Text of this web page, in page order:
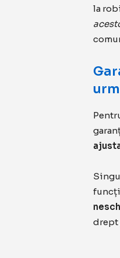
la
drept